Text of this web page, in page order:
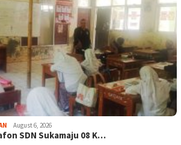
August 6, 2026
SDN Sukamaju 08 K…